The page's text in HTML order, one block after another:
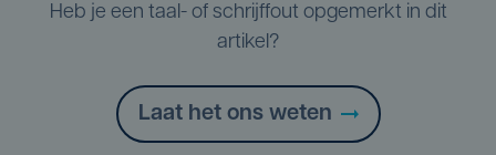
Heb je een taal- of schrijffout opgemerkt in dit
artikel?
Laat het ons weten